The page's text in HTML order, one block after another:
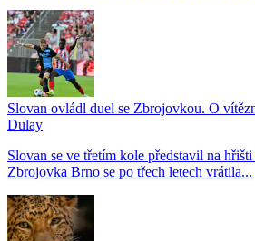
Slovan ovládl duel se Zbrojovkou. O
Dulay
Slovan se ve třetím kole představil na
Zbrojovka Brno se po třech letech vrátila...